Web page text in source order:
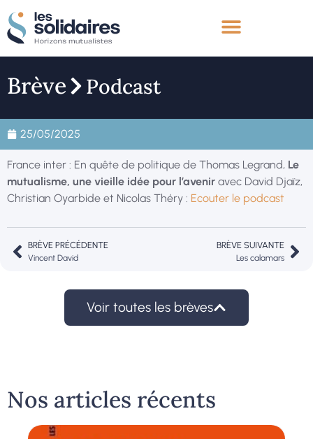
Brève Podcast
25/05/2025
France inter : En quête de politique de Thomas Legrand, Le
mutualisme, une vieille idée pour l’avenir avec David Djaïz,
Christian Oyarbide et Nicolas Théry : Ecouter le podcast
BRÈVE PRÉCÉDENTE
Vincent David
BRÈVE SUIVANTE
Les calamars
Voir toutes les brèves
Nos articles récents